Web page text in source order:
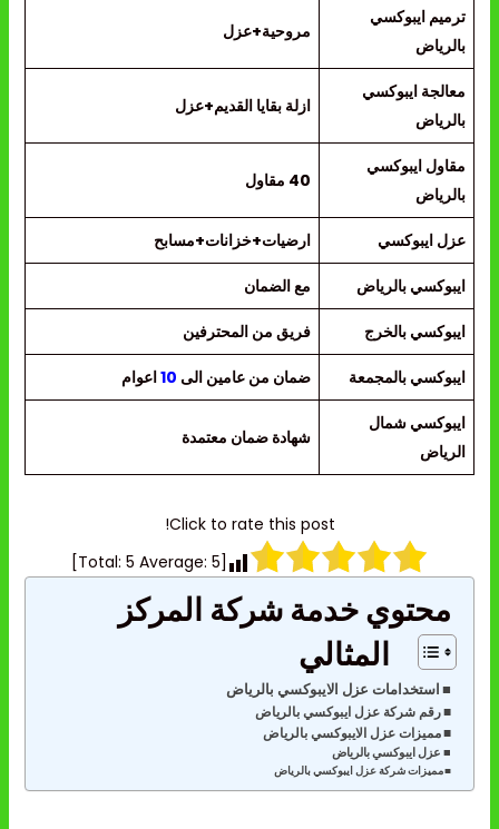
ترميم ايبوكسي
بالرياض
مروحية+عزل
معالجة ايبوكسي
بالرياض
ازلة بقايا القديم+عزل
مقاول ايبوكسي
بالرياض
40 مقاول
عزل ايبوكسي ارضيات+خزانات+مسابح
ايبوكسي بالرياض مع الضمان
ايبوكسي بالخرج فريق من المحترفين
ايبوكسي بالمجمعة ضمان من عامين الى 10اعوام
ايبوكسي شمال
الرياض
شهادة ضمان معتمدة
Click to rate this post!
[Total:
5 Average: 5
]
محتوي خدمة شركة المركز
المثالي
استخدامات عزل الايبوكسي بالرياض
رقم شركة عزل ايبوكسي بالرياض
مميزات عزل الايبوكسي بالرياض
عزل ايبوكسي بالرياض
مميزات شركة عزل ايبوكسي بالرياض